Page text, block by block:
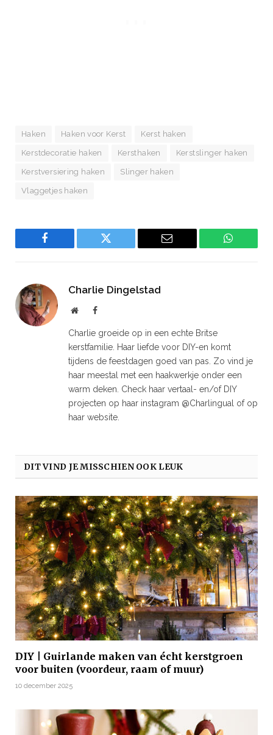
Haken Haken voor Kerst Kerst haken
Kerstdecoratie haken Kersthaken Kerstslinger haken
Kerstversiering haken Slinger haken
Vlaggetjes haken
Facebook Twitter Email
Charlie Dingelstad
WebsiteFacebook
Charlie groeide op in een echte Britse
kerstfamilie. Haar liefde voor DIY-en komt
tijdens de feestdagen goed van pas. Zo vind je
haar meestal met een haakwerkje onder een
warm deken. Check haar vertaal- en/of DIY
projecten op haar instagram @Charlingual of op
haar website.
DIT VIND JE MISSCHIEN OOK LEUK
DIY | Guirlande maken van écht kerstgroen
voor buiten (voordeur, raam of muur)
10 december 2025